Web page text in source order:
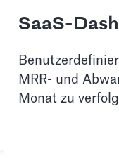
SaaS-
MRR- und
Monat zu